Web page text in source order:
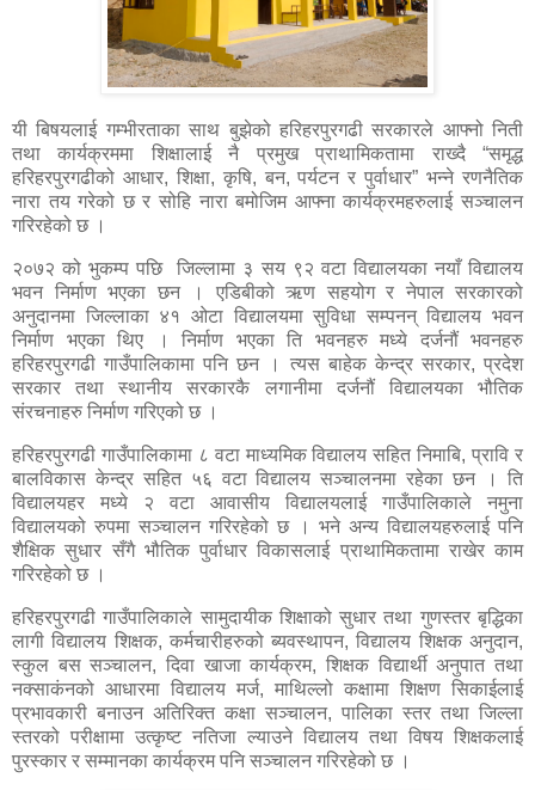
यी बिषयलाई गम्भीरताका साथ बुझेको हरिहरपुरगढी सरकारले आफ्नो निती
तथा कार्यक्रममा शिक्षालाई नै प्रमुख प्राथामिकतामा राख्दै “समृद्ध
हरिहरपुरगढीको आधार, शिक्षा, कृषि, बन, पर्यटन र पुर्वाधार” भन्ने रणनैतिक
नारा तय गरेको छ र सोहि नारा बमोजिम आफ्ना कार्यक्रमहरुलाई सञ्चालन
गरिरहेको छ ।
२०७२ को भुकम्प पछि जिल्लामा ३ सय ९२ वटा विद्यालयका नयाँ विद्यालय
भवन निर्माण भएका छन । एडिबीको ऋण सहयोग र नेपाल सरकारको
अनुदानमा जिल्लाका ४१ ओटा विद्यालयमा सुविधा सम्पनन् विद्यालय भवन
निर्माण भएका थिए । निर्माण भएका ति भवनहरु मध्ये दर्जनौं भवनहरु
हरिहरपुरगढी गाउँपालिकामा पनि छन । त्यस बाहेक केन्द्र सरकार, प्रदेश
सरकार तथा स्थानीय सरकारकै लगानीमा दर्जनौं विद्यालयका भौतिक
संरचनाहरु निर्माण गरिएको छ ।
हरिहरपुरगढी गाउँपालिकामा ८ वटा माध्यमिक विद्यालय सहित निमाबि, प्रावि र
बालविकास केन्द्र सहित ५६ वटा विद्यालय सञ्चालनमा रहेका छन । ति
विद्यालयहर मध्ये २ वटा आवासीय विद्यालयलाई गाउँपालिकाले नमुना
विद्यालयको रुपमा सञ्चालन गरिरहेको छ । भने अन्य विद्यालयहरुलाई पनि
शैक्षिक सुधार सँगै भौतिक पुर्वाधार विकासलाई प्राथामिकतामा राखेर काम
गरिरहेको छ ।
हरिहरपुरगढी गाउँपालिकाले सामुदायीक शिक्षाको सुधार तथा गुणस्तर बृद्धिका
लागी विद्यालय शिक्षक, कर्मचारीहरुको ब्यवस्थापन, विद्यालय शिक्षक अनुदान,
स्कुल बस सञ्चालन, दिवा खाजा कार्यक्रम, शिक्षक विद्यार्थी अनुपात तथा
नक्साकंनको आधारमा विद्यालय मर्ज, माथिल्लो कक्षामा शिक्षण सिकाईलाई
प्रभावकारी बनाउन अतिरिक्त कक्षा सञ्चालन, पालिका स्तर तथा जिल्ला
स्तरको परीक्षामा उत्कृष्ट नतिजा ल्याउने विद्यालय तथा विषय शिक्षकलाई
पुरस्कार र सम्मानका कार्यक्रम पनि सञ्चालन गरिरहेको छ ।